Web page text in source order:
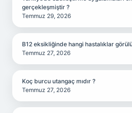
gerçekleşmiştir ?
Temmuz 29, 2026
B12 eksikliğinde hangi hastalıklar
Temmuz 27, 2026
Koç burcu utangaç mıdır ?
Temmuz 27, 2026